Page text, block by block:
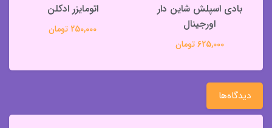
بادی اسپلش شاین دار
اورجینال
625,000 تومان
اتومایزر ادکلن
250,000 تومان
دیدگاه‌ها